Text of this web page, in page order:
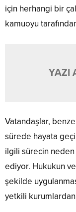
için herhangi bir
kamuoyu
YAZI
Vatandaşlar,
sürede hayata
ilgili sürecin neden
ediyor. Hukukun
şekilde
yetkili